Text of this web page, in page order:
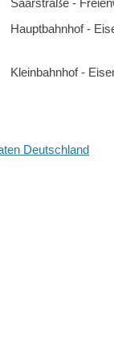
Saarstraße -
Hauptbahnhof -
Kleinbahnhof -
Deutschland